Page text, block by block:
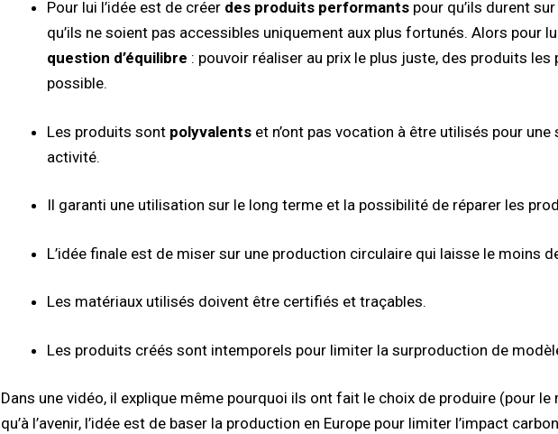
Pour lui l’idée est de créer des produits performantspour qu’ils durent
qu’ils ne soient pas accessibles uniquement aux plus fortunés. Alors pour
question d’équilibre : pouvoir réaliser au prix le plus juste, des produits
possible.
Les produits sontpolyvalentset n’ont pas vocation à être utilisés pour une
activité.
Il garanti une utilisation sur le long terme et la possibilité de réparer les
L’idée finale est de miser sur une production circulaire qui laisse le moins
Les matériaux utilisés doivent être certifiés et traçables.
Les produits créés sont intemporels pour limiter la surproduction de
Dans une vidéo, il explique même pourquoi ils ont fait le choix de produire (pour le
qu’à l’avenir, l’idée est de baser la production en Europe pour limiter l’impact